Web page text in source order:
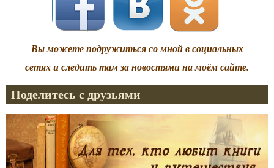
Вы можете подружиться со мной в социальных
сетях и следить там за новостями на моём сайте.
Поделитесь с друзьями